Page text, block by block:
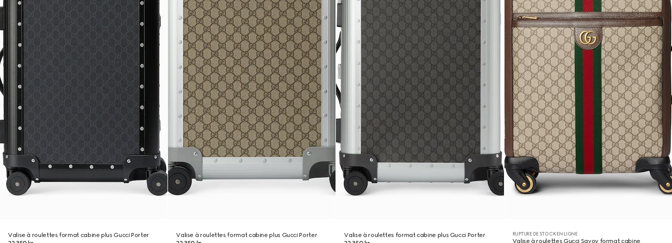
Valise à roulettes format cabine plus Gucci Porter
Valise à roulettes format cabine plus Gucci Porter
Valise à roulettes format cabine plus Gucci Porter
RUPTURE DE STOCK EN LIGNE
Valise à roulettes Gucci Savoy format cabine